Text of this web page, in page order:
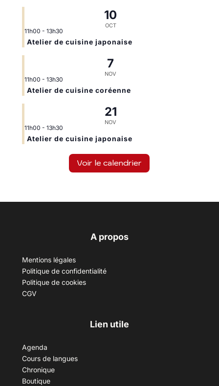
10
OCT
11h00 - 13h30
Atelier de cuisine japonaise
7
NOV
11h00 - 13h30
Atelier de cuisine coréenne
21
NOV
11h00 - 13h30
Atelier de cuisine japonaise
Voir le calendrier
A propos
Mentions légales
Politique de confidentialité
Politique de cookies
CGV
Lien utile
Agenda
Cours de langues
Chronique
Boutique